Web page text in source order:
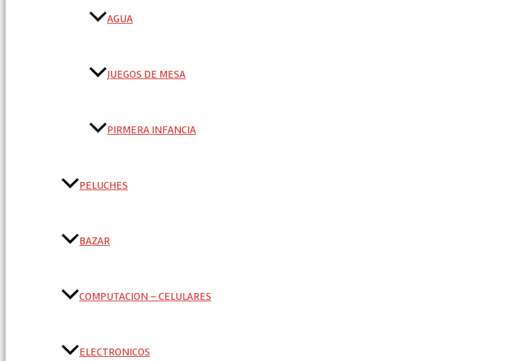
AGUA
JUEGOS DE MESA
PIRMERA INFANCIA
PELUCHES
BAZAR
COMPUTACION – CELULARES
ELECTRONICOS